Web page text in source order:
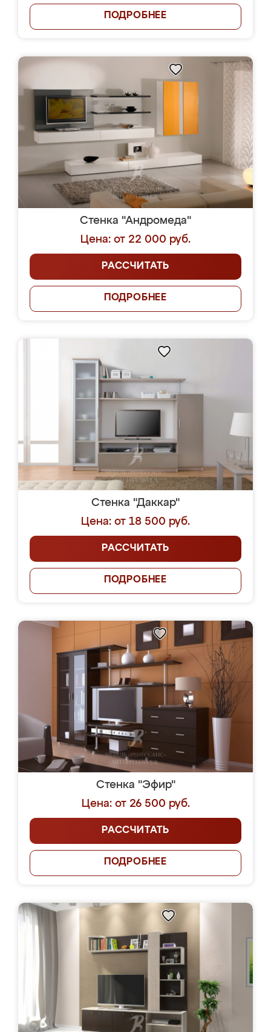
ПОДРОБНЕЕ
Стенка "Андромеда"
Цена: от 22 000 руб.
РАССЧИТАТЬ
ПОДРОБНЕЕ
Стенка "Даккар"
Цена: от 18 500 руб.
РАССЧИТАТЬ
ПОДРОБНЕЕ
Стенка "Эфир"
Цена: от 26 500 руб.
РАССЧИТАТЬ
ПОДРОБНЕЕ